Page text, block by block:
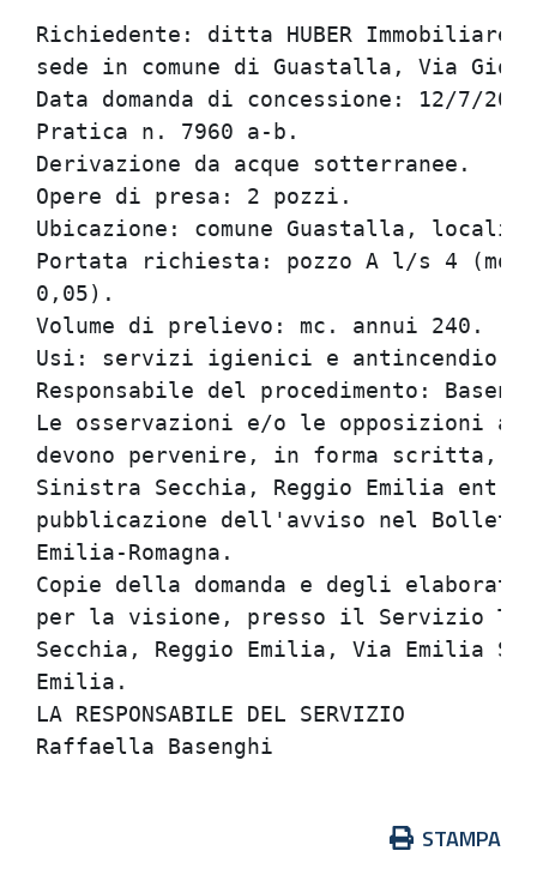
Richiedente: ditta HUBER
sede in comune di
Data domanda di
Pratica
Derivazione da
Opere di
Ubicazione: comune
Portata richiesta: pozzo A l/s
Volume di
Usi: servizi
Responsabile del
Le osservazioni e/o le
devono pervenire, in forma
Sinistra Secchia, Reggio
pubblicazione dell'avviso
Emilia-
Copie della domanda e degli
per la visione, presso il
Secchia, Reggio Emilia, Via
LA
STAMPA